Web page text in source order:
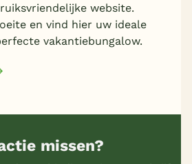
website.
en vind hier uw ideale
vakantiebungalow.
missen?